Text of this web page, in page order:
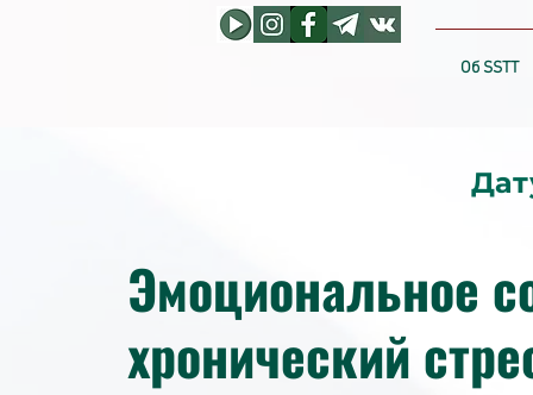
Об SSTT
Эмоциональное
хронический